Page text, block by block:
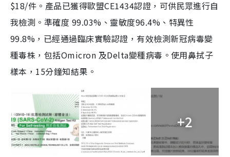
$18/件。產品已獲得歐盟CE1434認證，可供民眾進行自
我檢測。準確度 99.03%、靈敏度96.4%、特異性
99.8%，已經通過臨床實驗認證，有效檢測新冠病毒變
種毒株，包括Omicron 及Delta變種病毒。使用鼻拭子
樣本，15分鐘知結果。
+2